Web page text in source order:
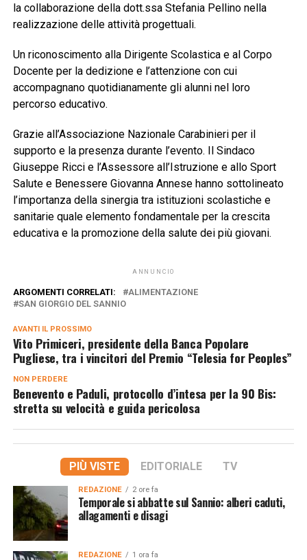
la collaborazione della dott.ssa Stefania Pellino nella
realizzazione delle attività progettuali.
Un riconoscimento alla Dirigente Scolastica e al Corpo
Docente per la dedizione e l’attenzione con cui
accompagnano quotidianamente gli alunni nel loro
percorso educativo.
Grazie all’Associazione Nazionale Carabinieri per il
supporto e la presenza durante l’evento. Il Sindaco
Giuseppe Ricci e l’Assessore all’Istruzione e allo Sport
Salute e Benessere Giovanna Annese hanno sottolineato
l’importanza della sinergia tra istituzioni scolastiche e
sanitarie quale elemento fondamentale per la crescita
educativa e la promozione della salute dei più giovani.
ANNUNCIO
ARGOMENTI CORRELATI:
ALIMENTAZIONE
SAN GIORGIO DEL SANNIO
AVANTI IL ​​PROSSIMO
Vito Primiceri, presidente della Banca Popolare
Pugliese, tra i vincitori del Premio “Telesia for Peoples”
NON PERDERE
Benevento e Paduli, protocollo d’intesa per la 90 Bis:
stretta su velocità e guida pericolosa
PIÙ VISTE EDITORIALE TV
REDAZIONE 2 ore fa
Temporale si abbatte sul Sannio: alberi caduti,
allagamenti e disagi
REDAZIONE 1 ora fa